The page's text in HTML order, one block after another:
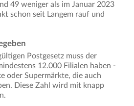
49 weniger als im Januar 2023
schon seit Langem rauf und
Postgesetz muss der
12.000 Filialen haben -
oder Supermärkte, die auch
Diese Zahl wird mit knapp